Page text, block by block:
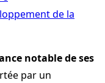
de la
notable de ses
par un